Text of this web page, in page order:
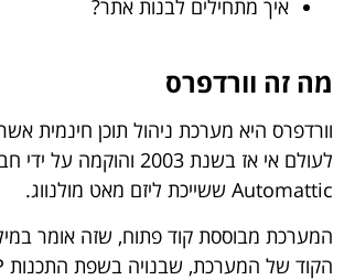
איך מתחילים לבנות אתר?
מה זה וורדפרס
וורדפרס היא מערכת ניהול תוכן חינמית
לעולם אי אז בשנת 2003
Automattic ששייכת ליזם מאט מולנווג.
המערכת מבוססת קוד פתוח, שזה אומר